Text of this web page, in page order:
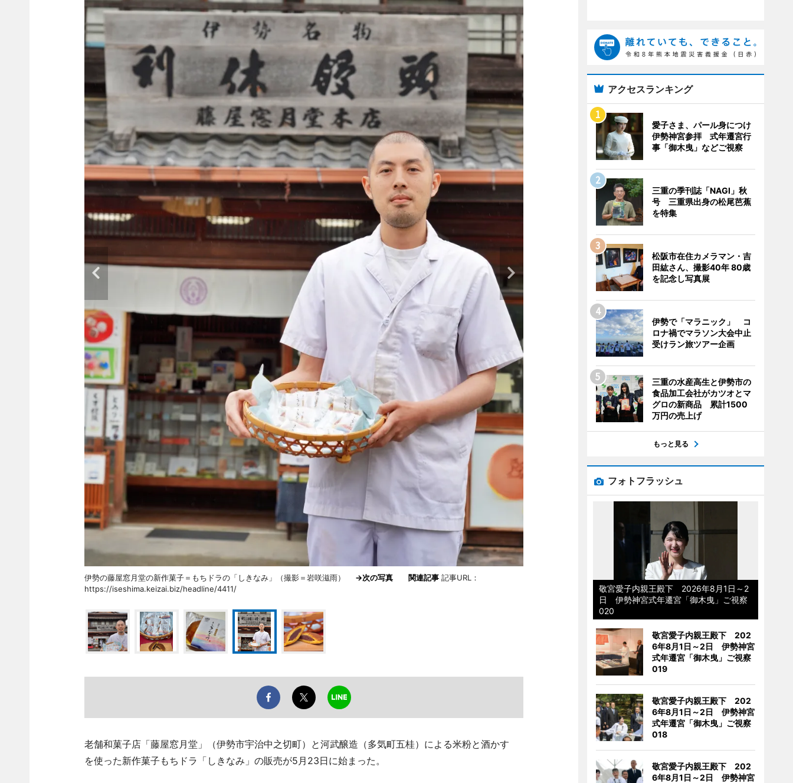
伊勢の藤屋窓月堂の新作菓子＝もちドラの「しきなみ」（撮影＝岩咲滋雨） →次の写真 関連記事記事URL：
https://iseshima.keizai.biz/headline/4411/
老舗和菓子店「藤屋窓月堂」（伊勢市宇治中之切町）と河武醸造（多気町五桂）による米粉と酒かす
を使った新作菓子もちドラ「しきなみ」の販売が5月23日に始まった。
アクセスランキング
愛子さま、パール身につけ
伊勢神宮参拝 式年遷宮行
事「御木曳」などご視察
三重の季刊誌「NAGI」秋
号 三重県出身の松尾芭蕉
を特集
松阪市在住カメラマン・吉
田紘さん、撮影40年 80歳
を記念し写真展
伊勢で「マラニック」 コ
ロナ禍でマラソン大会中止
受けラン旅ツアー企画
三重の水産高生と伊勢市の
食品加工会社がカツオとマ
グロの新商品 累計1500
万円の売上げ
もっと見る
フォトフラッシュ
敬宮愛子内親王殿下 2026年8月1日～2
日 伊勢神宮式年遷宮「御木曳」ご視察
020
敬宮愛子内親王殿下 202
6年8月1日～2日 伊勢神宮
式年遷宮「御木曳」ご視察
019
敬宮愛子内親王殿下 202
6年8月1日～2日 伊勢神宮
式年遷宮「御木曳」ご視察
018
敬宮愛子内親王殿下 202
6年8月1日～2日 伊勢神宮